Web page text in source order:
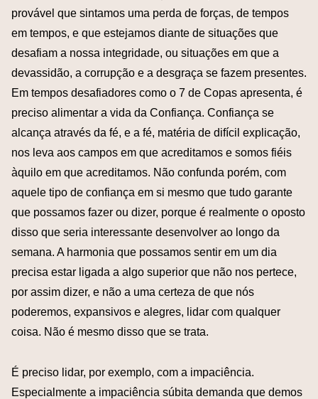
provável que sintamos uma perda de forças, de tempos
em tempos, e que estejamos diante de situações que
desafiam a nossa integridade, ou situações em que a
devassidão, a corrupção e a desgraça se fazem presentes.
Em tempos desafiadores como o 7 de Copas apresenta, é
preciso alimentar a vida da Confiança. Confiança se
alcança através da fé, e a fé, matéria de difícil explicação,
nos leva aos campos em que acreditamos e somos fiéis
àquilo em que acreditamos. Não confunda porém, com
aquele tipo de confiança em si mesmo que tudo garante
que possamos fazer ou dizer, porque é realmente o oposto
disso que seria interessante desenvolver ao longo da
semana. A harmonia que possamos sentir em um dia
precisa estar ligada a algo superior que não nos pertece,
por assim dizer, e não a uma certeza de que nós
poderemos, expansivos e alegres, lidar com qualquer
coisa. Não é mesmo disso que se trata.
É preciso lidar, por exemplo, com a impaciência.
Especialmente a impaciência súbita demanda que demos